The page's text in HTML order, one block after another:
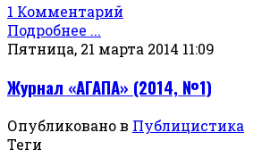
1 Комментарий
Подробнее ...
Пятница, 21 марта 2014 11:09
Журнал «АГАПА» (2014, №1)
Опубликовано в Публицистика
Теги